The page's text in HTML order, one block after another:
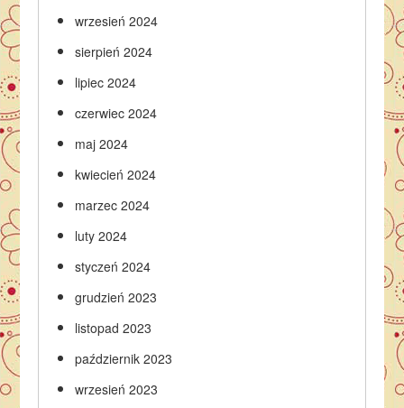
wrzesień 2024
sierpień 2024
lipiec 2024
czerwiec 2024
maj 2024
kwiecień 2024
marzec 2024
luty 2024
styczeń 2024
grudzień 2023
listopad 2023
październik 2023
wrzesień 2023